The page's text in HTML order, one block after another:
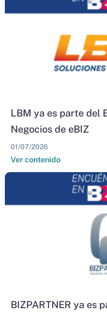
LBM ya es parte del
Negocios de eBIZ
01/07/2026
Ver contenido
BIZPARTNER ya es